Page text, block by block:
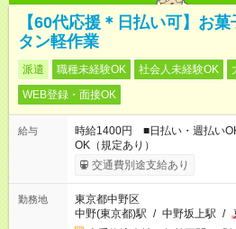
【60代応援＊日払い可】お
タン軽作業
派遣 職種未経験OK 社会人未経験OK
WEB登録・面接OK
給与
時給1400円 ■日払い・週払い
OK（規定あり）
交通費別途支給あり
勤務地
東京都中野区
中野(東京都)駅 / 中野坂上駅 /